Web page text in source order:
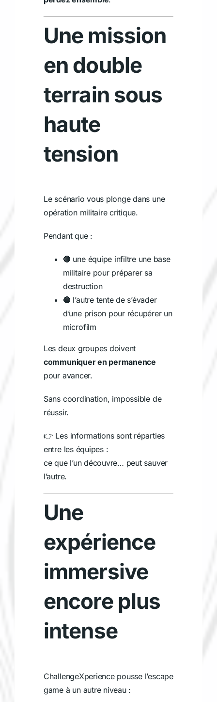
Une mission
en double
terrain sous
haute
tension
Le scénario vous plonge dans une
opération militaire critique.
Pendant que :
🔴 une équipe infiltre une base
militaire pour préparer sa
destruction
🔵 l’autre tente de s’évader
d’une prison pour récupérer un
microfilm
Les deux groupes doivent
communiquer en permanence
pour avancer.
Sans coordination, impossible de
réussir.
👉 Les informations sont réparties
entre les équipes :
ce que l’un découvre… peut sauver
l’autre.
Une
expérience
immersive
encore plus
intense
ChallengeXperience pousse l’escape
game à un autre niveau :